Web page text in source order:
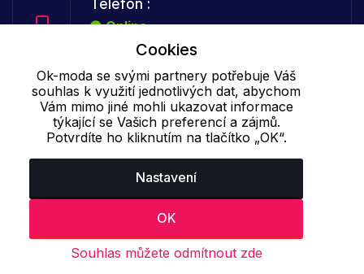
Telefon :
Online
+420 702 000 160
Cookie - podrobné nastavení|Další informace|Ochrana osobních
Cookies
Ok-moda se svými partnery potřebuje Váš
souhlas k využití jednotlivých dat, abychom
Vám mimo jiné mohli ukazovat informace
týkající se Vašich preferencí a zájmů.
Potvrdíte ho kliknutím na tlačítko „OK“.
Nastavení
OK
Souhlas můžete odmítnout zde